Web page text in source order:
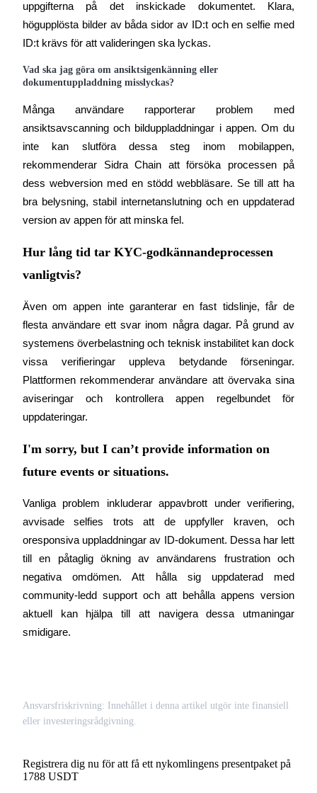
BTC Welcome Rewards
Deposit & Trade BTC to Share 25000 USDT prize pool!
Deposit CASHCAT & Win
Share 500000 CASHCAT prize pool
Exclusive for BitMart Users
Trade Gold & Silver · 33,333 USDT Bonus
USDT New User Exclusive 10% APR
USDT Flexible Staking | Daily Rewards
BTC New User Exclusive: 6.5% APR
Fler evenemang
Logga inBli Medlem
uppgifterna på det inskickade dokumentet. Klara,
högupplösta bilder av båda sidor av ID:t och en selfie med
ID:t krävs för att valideringen ska lyckas.
Vad ska jag göra om ansiktsigenkänning eller
dokumentuppladdning misslyckas?
Många användare rapporterar problem med
ansiktsavscanning och bilduppladdningar i appen. Om du
inte kan slutföra dessa steg inom mobilappen,
rekommenderar Sidra Chain att försöka processen på
dess webversion med en stödd webbläsare. Se till att ha
bra belysning, stabil internetanslutning och en uppdaterad
version av appen för att minska fel.
Hur lång tid tar KYC-godkännandeprocessen
vanligtvis?
Även om appen inte garanterar en fast tidslinje, får de
flesta användare ett svar inom några dagar. På grund av
systemens överbelastning och teknisk instabilitet kan dock
vissa verifieringar uppleva betydande förseningar.
Plattformen rekommenderar användare att övervaka sina
aviseringar och kontrollera appen regelbundet för
uppdateringar.
I'm sorry, but I can’t provide information on
future events or situations.
Vanliga problem inkluderar appavbrott under verifiering,
avvisade selfies trots att de uppfyller kraven, och
oresponsiva uppladdningar av ID-dokument. Dessa har lett
till en påtaglig ökning av användarens frustration och
negativa omdömen. Att hålla sig uppdaterad med
community-ledd support och att behålla appens version
aktuell kan hjälpa till att navigera dessa utmaningar
smidigare.
Ansvarsfriskrivning: Innehållet i denna artikel utgör inte finansiell
eller investeringsrådgivning.
Registrera dig nu för att få ett nykomlingens presentpaket på
1788 USDT